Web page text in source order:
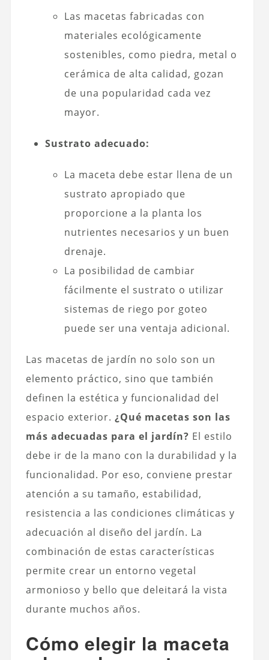
Las macetas fabricadas con
materiales ecológicamente
sostenibles, como piedra, metal o
cerámica de alta calidad, gozan
de una popularidad cada vez
mayor.
Sustrato adecuado:
La maceta debe estar llena de un
sustrato apropiado que
proporcione a la planta los
nutrientes necesarios y un buen
drenaje.
La posibilidad de cambiar
fácilmente el sustrato o utilizar
sistemas de riego por goteo
puede ser una ventaja adicional.
Las macetas de jardín no solo son un
elemento práctico, sino que también
definen la estética y funcionalidad del
espacio exterior. ¿Qué macetas son las
más adecuadas para el jardín? El estilo
debe ir de la mano con la durabilidad y la
funcionalidad. Por eso, conviene prestar
atención a su tamaño, estabilidad,
resistencia a las condiciones climáticas y
adecuación al diseño del jardín. La
combinación de estas características
permite crear un entorno vegetal
armonioso y bello que deleitará la vista
durante muchos años.
Cómo elegir la maceta